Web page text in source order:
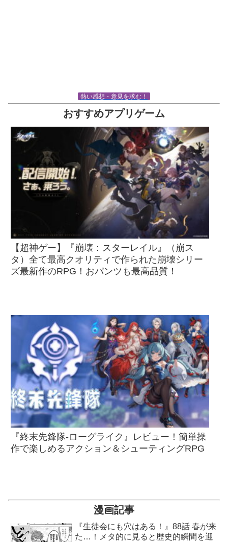
熱い感想・意見を求む！
おすすめアプリゲーム
【超神ゲー】『崩壊：スターレイル』（崩ス
タ）全て最高クオリティで作られた崩壊シリー
ズ最新作のRPG！おパンツも最高品質！
『終末先鋒隊-ローグライク』レビュー！簡単操
作で楽しめるアクション＆シューティングRPG
漫画記事
『生徒会にも穴はある！』88話 春が来
た…！メタ的に見ると歴史的瞬間を迎